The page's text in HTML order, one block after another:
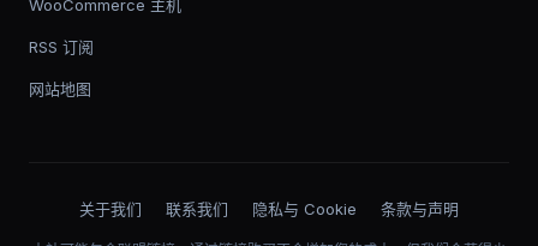
WooCommerce 主机
RSS 订阅
网站地图
关于我们 联系我们 隐私与 Cookie 条款与声明